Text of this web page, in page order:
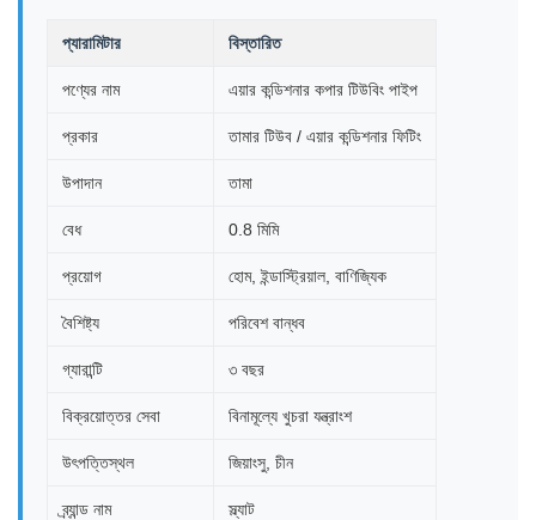
প্যারামিটার বিস্তারিত
পণ্যের নাম এয়ার কন্ডিশনার কপার টিউবিং পাইপ
প্রকার তামার টিউব / এয়ার কন্ডিশনার ফিটিং
উপাদান তামা
বেধ 0.8 মিমি
প্রয়োগ হোম, ইন্ডাস্ট্রিয়াল, বাণিজ্যিক
বৈশিষ্ট্য পরিবেশ বান্ধব
গ্যারান্টি ৩ বছর
বিক্রয়োত্তর সেবা বিনামূল্যে খুচরা যন্ত্রাংশ
উৎপত্তিস্থল জিয়াংসু, চীন
ব্র্যান্ড নাম স্ল্যাট